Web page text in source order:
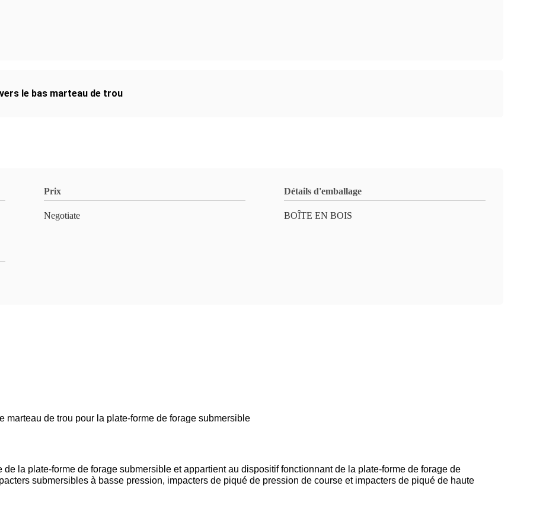
vers le bas marteau de trou
Prix
Negotiate
Détails d'emballage
BOÎTE EN BOIS
marteau de trou pour la plate-forme de forage submersible
la plate-forme de forage submersible et appartient au dispositif fonctionnant de la plate-forme de forage de
submersibles à basse pression, impacters de piqué de pression de course et impacters de piqué de haute